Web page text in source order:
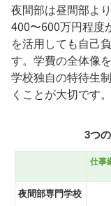
夜間部は昼間部よ
400〜600万円程度
を活用しても自己
す。学費の全体像
学校独自の特待生
くことが大切です。
3つ
仕事
夜間部専門学校